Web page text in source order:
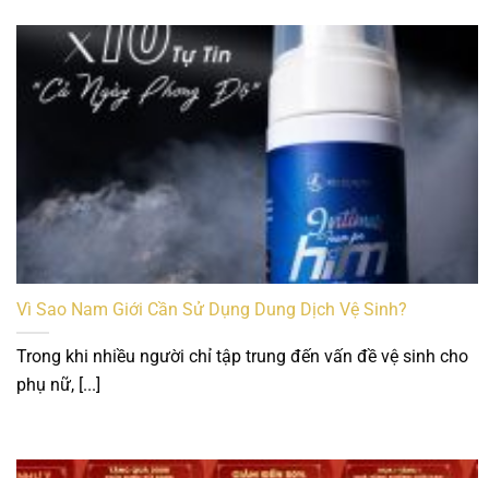
Vì Sao Nam Giới Cần Sử Dụng Dung Dịch Vệ Sinh?
Trong khi nhiều người chỉ tập trung đến vấn đề vệ sinh cho
phụ nữ, [...]